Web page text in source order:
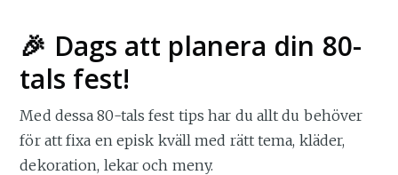
🎉 Dags att planera din 80-
tals fest!
Med dessa 80-tals fest tips har du allt du behöver
för att fixa en episk kväll med rätt tema, kläder,
dekoration, lekar och meny.